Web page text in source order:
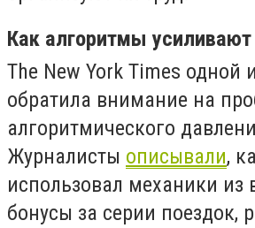
Как алгоритмы усиливают
The New York Times одной
обратила внимание на
алгоритмического
Журналисты описывали,
использовал механики из
бонусы за серии поездок,